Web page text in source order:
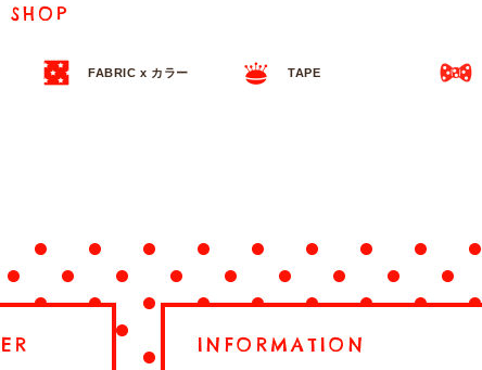
FABRIC x カラー TAPE
INFORMATION